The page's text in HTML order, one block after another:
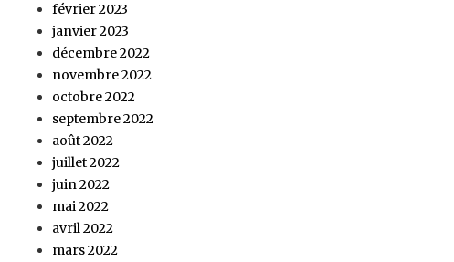
février 2023
janvier 2023
décembre 2022
novembre 2022
octobre 2022
septembre 2022
août 2022
juillet 2022
juin 2022
mai 2022
avril 2022
mars 2022